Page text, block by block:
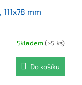
111x78 mm
Skladem(>5 ks)
Do košíku